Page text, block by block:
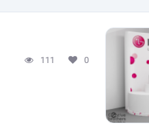
111 0